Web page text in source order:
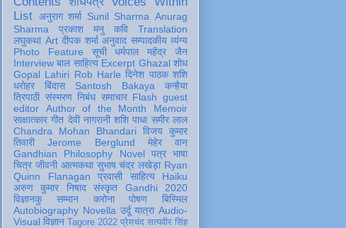
List अनुराग शर्मा Sunil Sharma Anurag
Sharma
प्रकाश मनु कवि
Translation
लघुकथा Art दीपक शर्मा अनुवाद सम्पादकीय व्यंग्य
Photo Feature
सूची
धर्मपाल महेंद्र जैन
Interview बाल साहित्य Excerpt Ghazal शोध
Gopal Lahiri Rob Harle दिनेश पाठक शशि
धरोहर
बिंदास Santosh Bakaya
कन्हैया
त्रिपाठी संस्मरण निबंध समाचार Flash guest
editor
Author of the Month
Memoir
साक्षात्कार गीत देवी नागरानी शशि पाधा समीर लाल
Chandra Mohan Bhandari विजय कुमार
तिवारी
Jerome Berglund
मेहेर वान
Gandhian Philosophy
Novel पत्र भाषा
चित्र जीवनी आत्मकथा सुभाष चंद्र लखेड़ा Ryan
Quinn Flanagan
प्रवासी साहित्य
Haiku
अरुण कुमार निषाद
संस्कृत
Gandhi 2020
विज्ञानकु
सम्मान करोना पोषण
बिस्मिल
Autobiography Novella उर्दू यात्रा Audio-
Visual विज्ञान Tagore 2022 प्रेमचंद सत्यवीर सिंह